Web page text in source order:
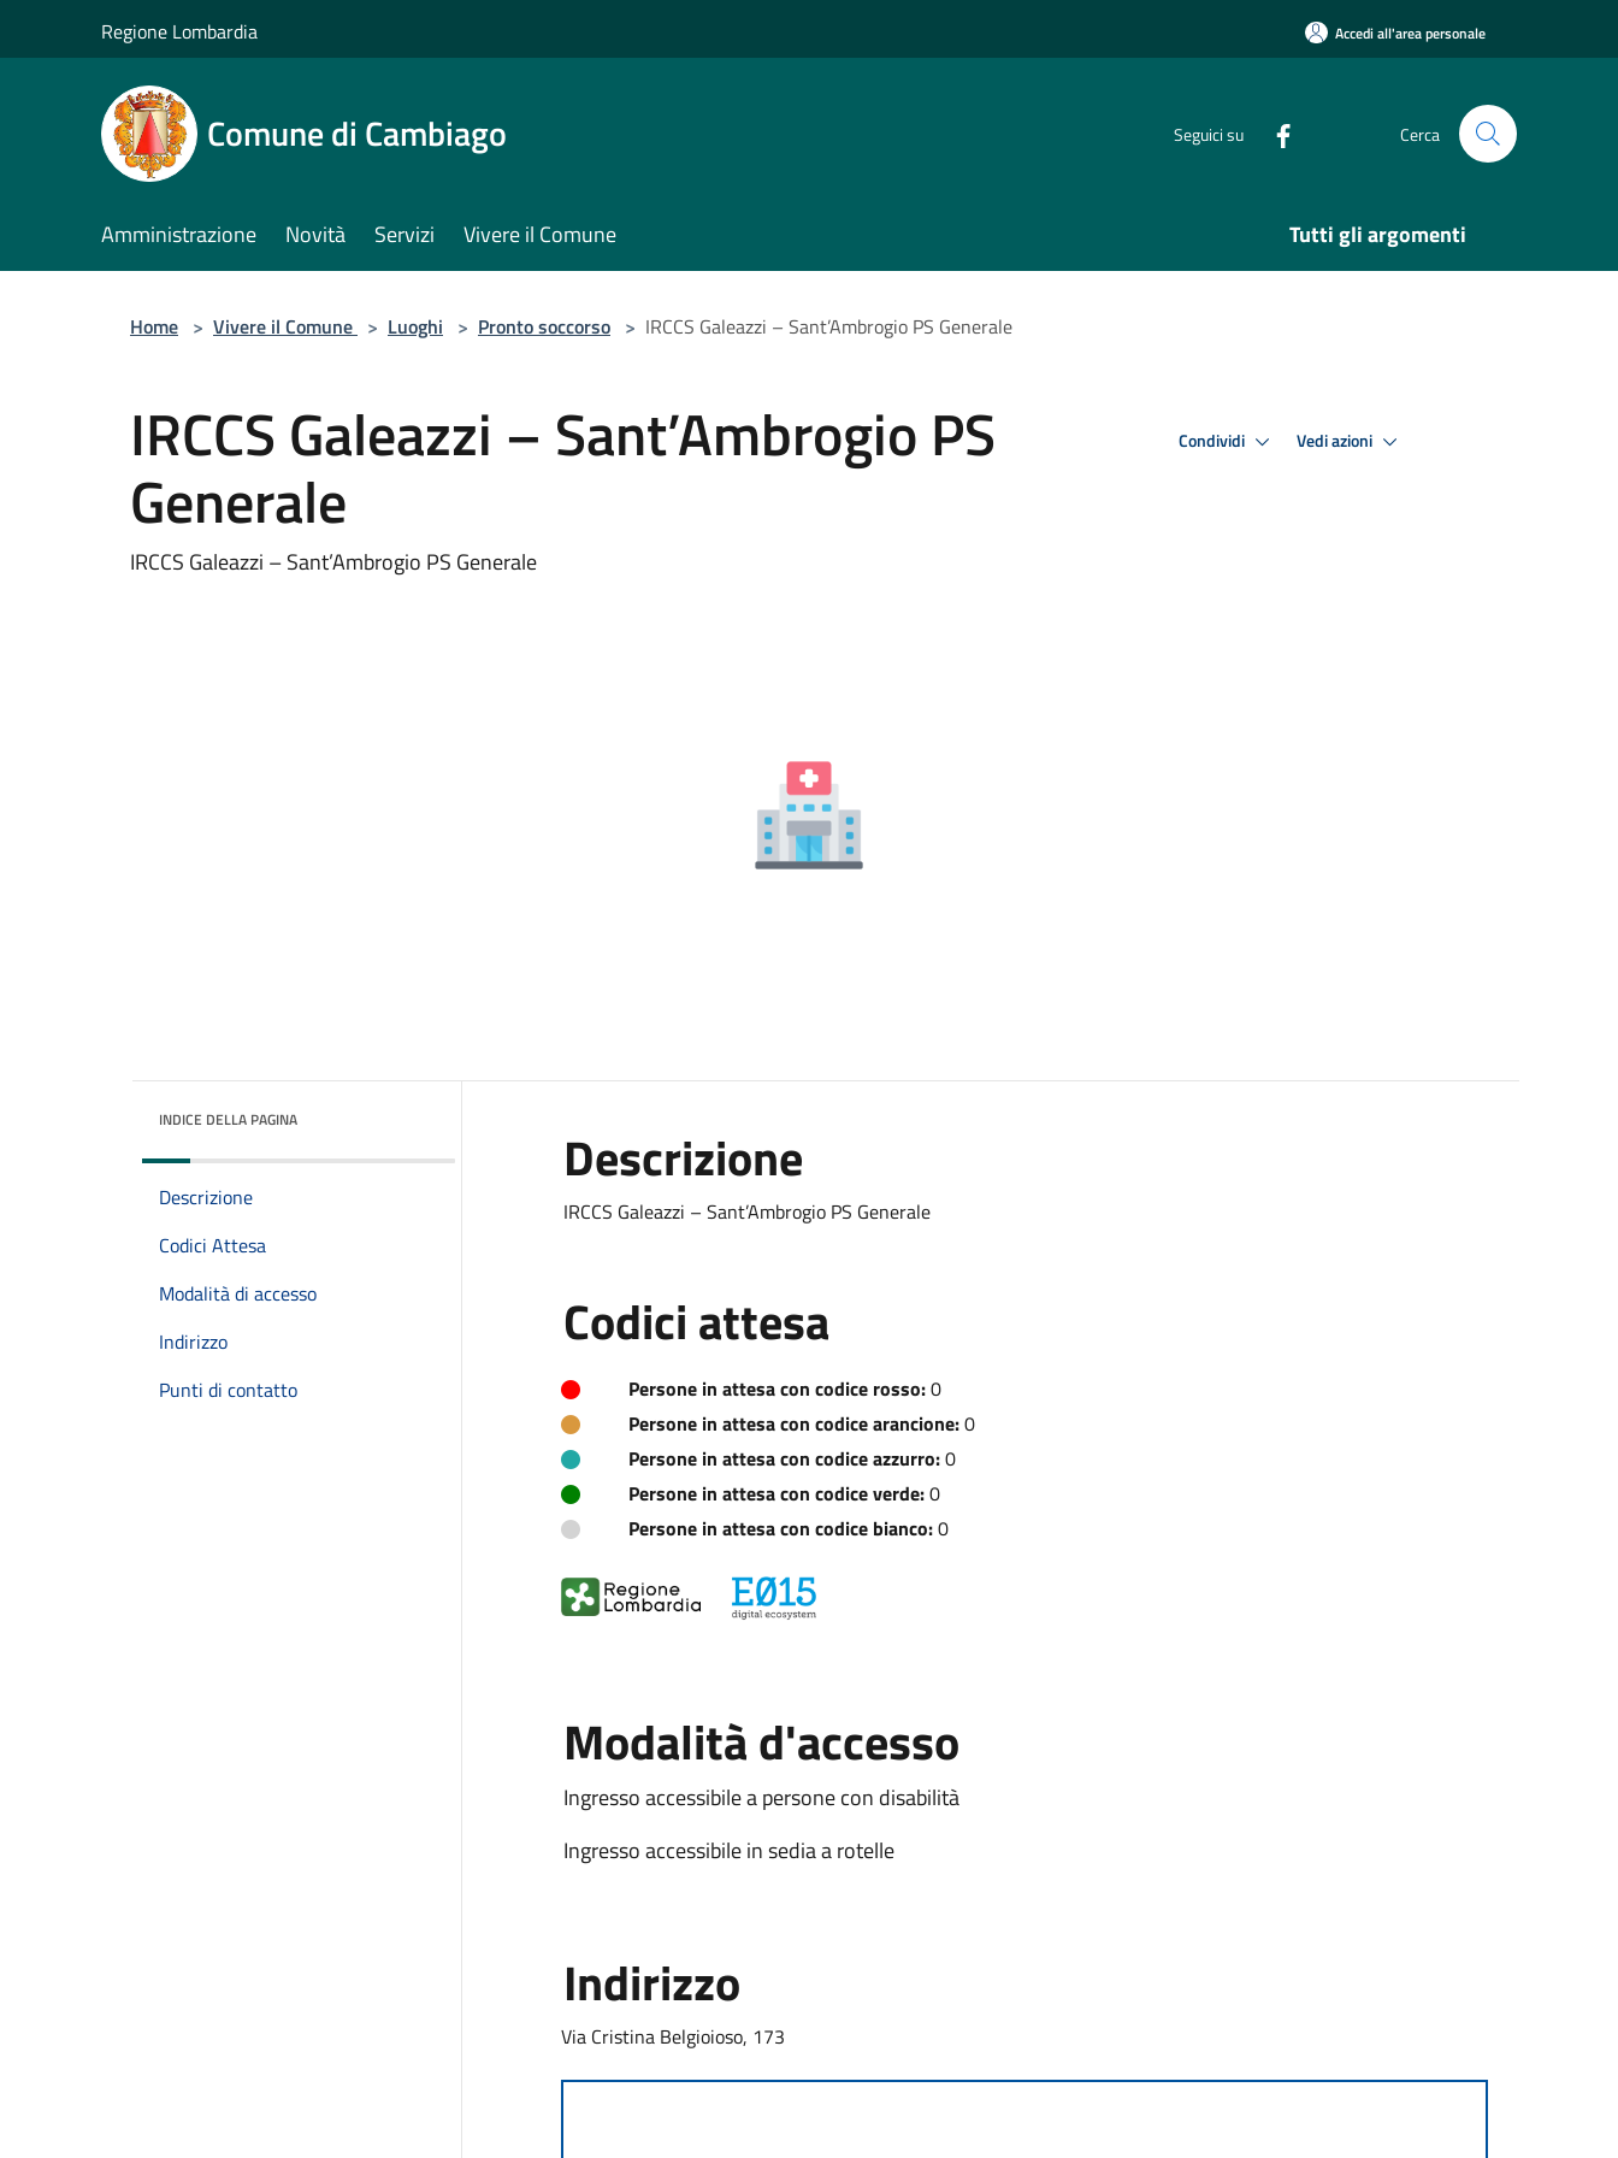
Regione Lombardia Accedi all'area personale
Comune di Cambiago Seguici su Cerca
Amministrazione Novità Servizi Vivere il Comune Tutti gli argomenti
Home > Vivere il Comune > Luoghi > Pronto soccorso > IRCCS Galeazzi – Sant’Ambrogio PS Generale
IRCCS Galeazzi – Sant’Ambrogio PS
Generale
IRCCS Galeazzi – Sant’Ambrogio PS Generale
Condividi Vedi azioni
INDICE DELLA PAGINA
Descrizione
Codici Attesa
Modalità di accesso
Indirizzo
Punti di contatto
Descrizione
IRCCS Galeazzi – Sant’Ambrogio PS Generale
Codici attesa
Persone in attesa con codice rosso:0
Persone in attesa con codice arancione:0
Persone in attesa con codice azzurro:0
Persone in attesa con codice verde:0
Persone in attesa con codice bianco:0
Modalità d'accesso
Ingresso accessibile a persone con disabilità
Ingresso accessibile in sedia a rotelle
Indirizzo
Via Cristina Belgioioso, 173